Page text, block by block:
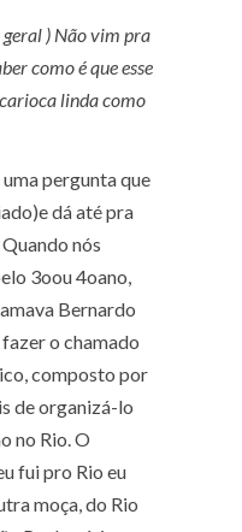
) Não vim pra
como é que esse
linda como
uma pergunta que
e dá até pra
nós
3oou 4oano,
Bernardo
o chamado
composto por
de organizá-lo
no Rio. O
fui pro Rio eu
moça, do Rio